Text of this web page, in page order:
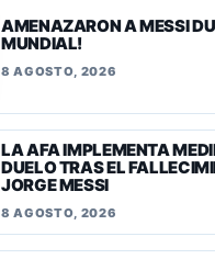
AMENAZARON A MESSI
MUNDIAL!
8 AGOSTO, 2026
LA AFA IMPLEMENTA
DUELO TRAS EL
JORGE MESSI
8 AGOSTO, 2026